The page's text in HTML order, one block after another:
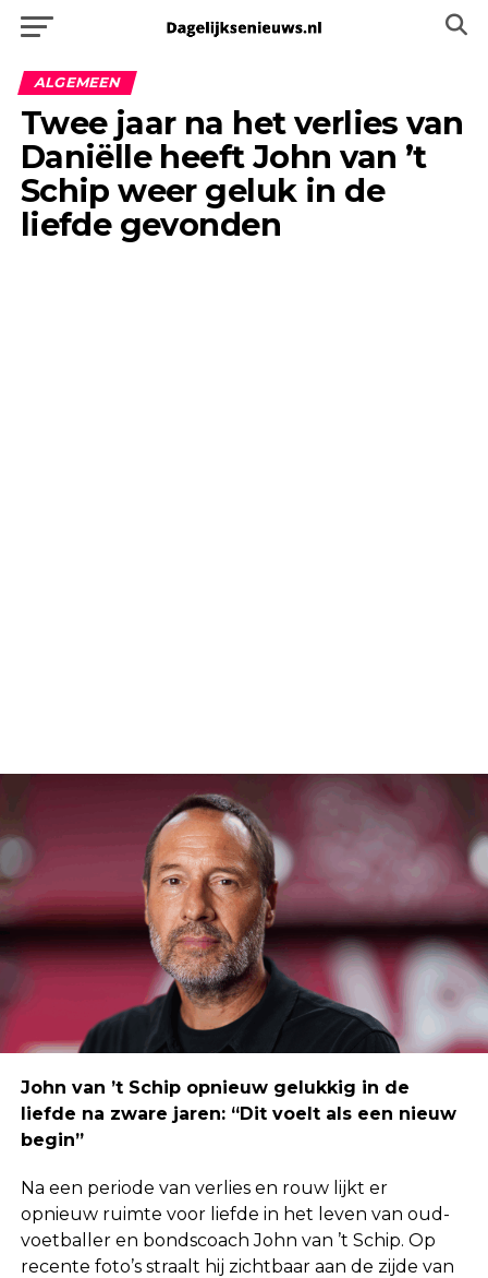
ALGEMEEN
Twee jaar na het verlies van
Daniëlle heeft John van ’t
Schip weer geluk in de
liefde gevonden
John van ’t Schip opnieuw gelukkig in de
liefde na zware jaren: “Dit voelt als een nieuw
begin”
Na een periode van verlies en rouw lijkt er
opnieuw ruimte voor liefde in het leven van oud-
voetballer en bondscoach John van ’t Schip. Op
recente foto’s straalt hij zichtbaar aan de zijde van